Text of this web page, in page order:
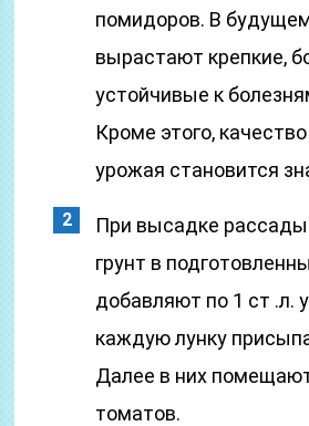
помидоров. В
вырастают крепкие,
устойчивые к
Кроме этого,
урожая становится
При высадке
грунт в
добавляют по 1 ст .л.
каждую лунку
Далее в них
томатов.